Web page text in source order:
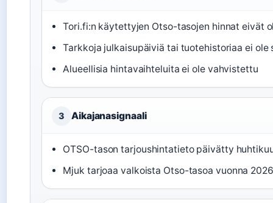
Tori.fi:n käytettyjen Otso-tasojen hinnat eivät
Tarkkoja julkaisupäiviä tai tuotehistoriaa ei ole
Alueellisia hintavaihteluita ei ole vahvistettu
3 Aikajanasignaali
OTSO-tason tarjoushintatieto päivätty
Mjuk tarjoaa valkoista Otso-tasoa vuonna